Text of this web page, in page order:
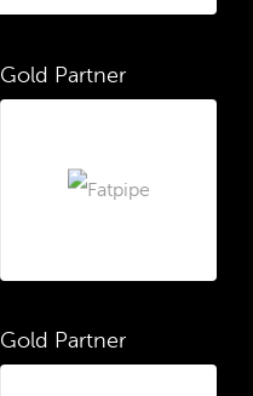
Gold Partner
Gold Partner